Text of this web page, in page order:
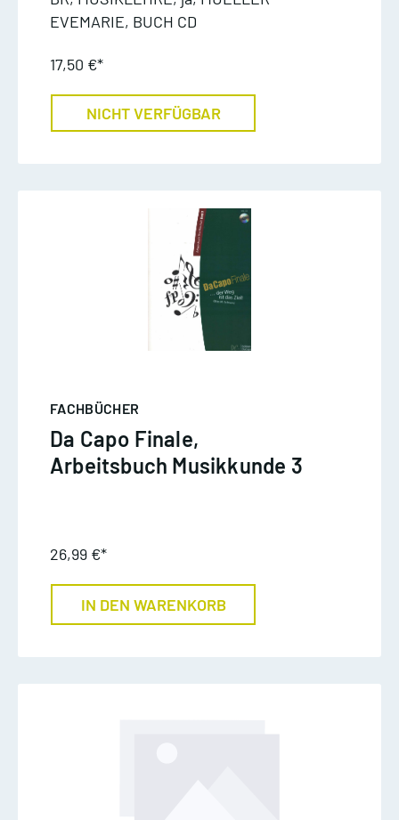
EVEMARIE, BUCH CD
17,50 €*
NICHT VERFÜGBAR
FACHBÜCHER
Da Capo Finale,
Arbeitsbuch Musikkunde 3
26,99 €*
IN DEN WARENKORB